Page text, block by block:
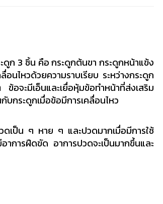
ดูก 3 ชิ้น คือ กระดูกต้นขา กระดูกหน้าแข้ง
นไหวด้วยความราบเรียบ ระหว่างกระดูก
จะมีเอ็นและเยื่อหุ้มข้อทำหน้าที่ส่งเสริม
บกระดูกเมื่อข้อมีการเคลื่อนไหว
ดเป็น ๆ หาย ๆ และปวดมากเมื่อมีการใช้
าการฝืดขัด อาการปวดจะเป็นมากขึ้นและ